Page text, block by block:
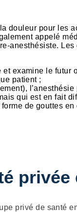
douleur pour les
appelé
anesthésiste.
examine le futur
patient ;
qui est en fait
de gouttes
privée
privé de santé